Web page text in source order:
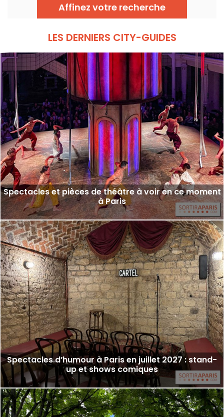
Affinez votre recherche
LES DERNIERS CITY-GUIDES
Spectacles et pièces de théâtre à voir en ce moment
à Paris
Spectacles d’humour à Paris en juillet 2027 : stand-
up et shows comiques